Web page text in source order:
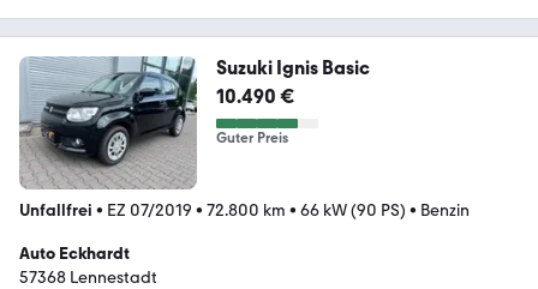
Suzuki Ignis Basic
10.490 €
Guter Preis
Unfallfrei • EZ 07/2019 • 72.800 km • 66 kW (90 PS) • Benzin
Auto Eckhardt
57368 Lennestadt